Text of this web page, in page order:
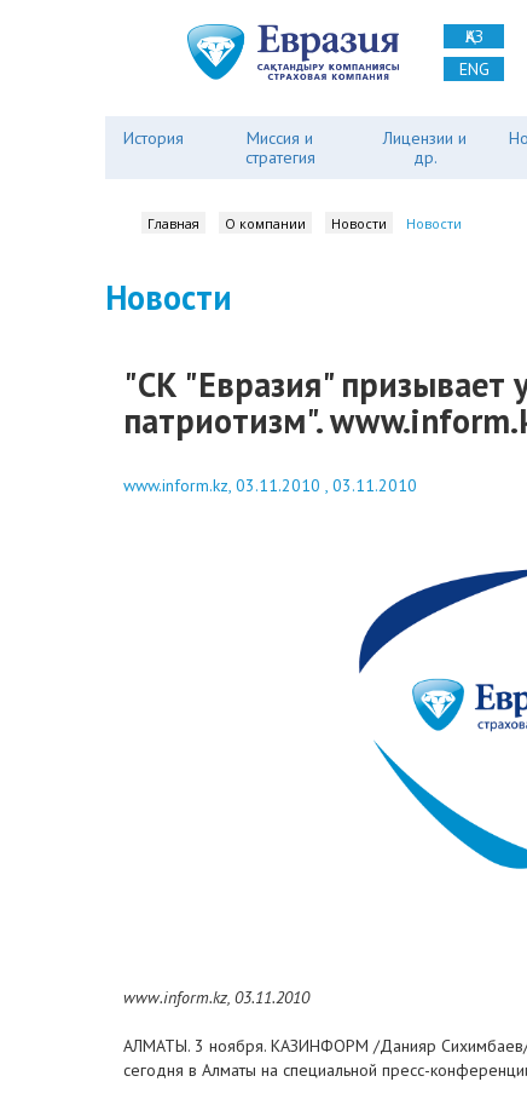
ҚАЗ
ENG
История
Миссия и
стратегия
Лицензии и
др.
Главная О компании Новости Новости
Новости
"СК "Евразия" призывает
патриотизм".
www.inform.kz, 03.11.2010 , 03.11.2010
www.inform.kz, 03.11.2010
АЛМАТЫ. 3 ноября. КАЗИНФОРМ /Данияр Сихимбаев/ -
сегодня в Алматы на специальной пресс-